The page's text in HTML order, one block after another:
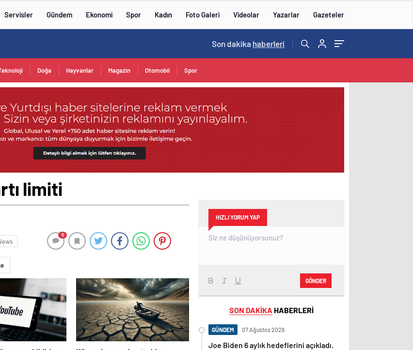
Servisler Gündem Ekonomi Spor Kadın Foto Galeri Videolar Yazarlar Gazeteler
Son dakika haberleri
Doğa Hayvanlar Magazin Otomobil Spor
limiti
0
HIZLI YORUM YAP
GÖNDER
SON DAKİKA HABERLERİ
GÜNDEM 07 Ağustos 2026
Joe Biden 6 aylık hedeflerini açıkladı.